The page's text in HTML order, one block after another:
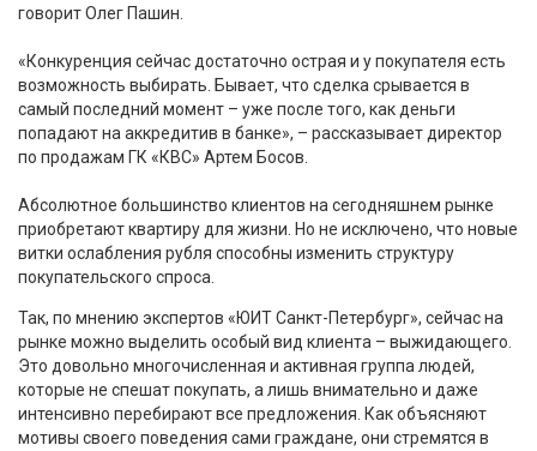
говорит Олег Пашин.
«Конкуренция сейчас достаточно острая и у покупателя есть
возможность выбирать. Бывает, что сделка срывается в
самый последний момент – уже после того, как деньги
попадают на аккредитив в банке», – рассказывает директор
по продажам ГК «КВС» Артем Босов.
Абсолютное большинство клиентов на сегодняшнем рынке
приобретают квартиру для жизни. Но не исключено, что новые
витки ослабления рубля способны изменить структуру
покупательского спроса.
Так, по мнению экспертов «ЮИТ Санкт-Петербург», сейчас на
рынке можно выделить особый вид клиента – выжидающего.
Это довольно многочисленная и активная группа людей,
которые не спешат покупать, а лишь внимательно и даже
интенсивно перебирают все предложения. Как объясняют
мотивы своего поведения сами граждане, они стремятся в